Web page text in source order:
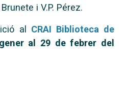
i V.P. Pérez.
al CRAI Biblioteca de
al 29 de febrer del